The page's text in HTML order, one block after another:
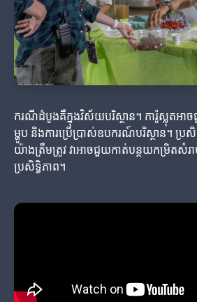
ករណីដំបូងគឺក្នុងវិស័យបរិស្ថាន។ ការ៉ូស្លុតអា
ម្ហូប និងការប្រើប្រាស់ឧបករណ៍បរិស្ថាន។ ប្រសិ
យ៉ាងត្រឹមត្រូវ វាអាចជួយកាត់បន្ថយកម្រិតសំរ
ប្រសិទ្ធិភាព។